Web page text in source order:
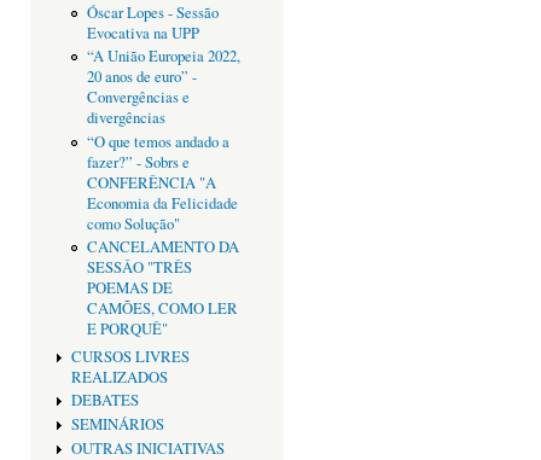
Óscar Lopes - Sessão
Evocativa na UPP
“A União Europeia 2022,
20 anos de euro” -
Convergências e
divergências
“O que temos andado a
fazer?” - Sobrs e
CONFERÊNCIA "A
Economia da Felicidade
como Solução"
CANCELAMENTO DA
SESSÂO "TRÊS
POEMAS DE
CAMÕES, COMO LER
E PORQUÊ"
CURSOS LIVRES
REALIZADOS
DEBATES
SEMINÁRIOS
OUTRAS INICIATIVAS